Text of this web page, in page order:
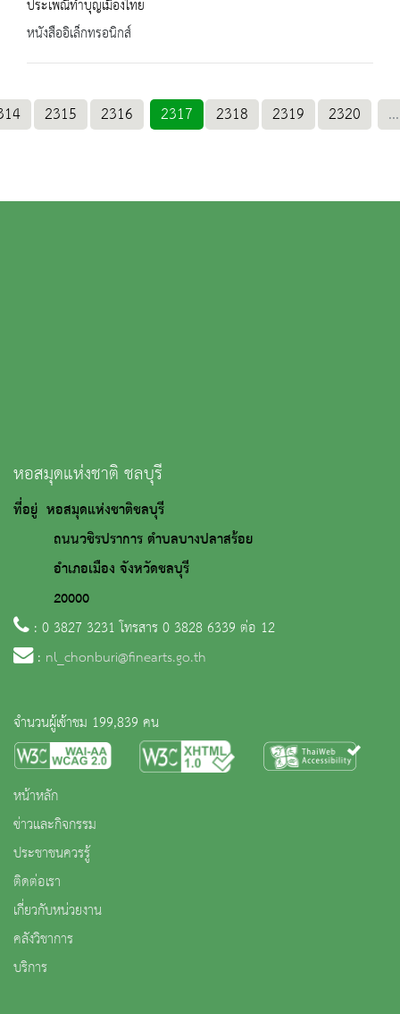
ประเพณีทำบุญเมืองไทย
หนังสืออิเล็กทรอนิกส์
2315 2316 2317 2318 2319 2320 ...
หอสมุดแห่งชาติ ชลบุรี
ที่อยู่ หอสมุดแห่งชาติชลบุรี
ถนนวชิรปราการ ตำบลบางปลาสร้อย
อำเภอเมือง จังหวัดชลบุรี
20000
: 0 3827 3231 โทรสาร 0 3828 6339 ต่อ 12
: nl_chonburi@finearts.go.th
จำนวนผู้เข้าชม 199,839 คน
หน้าหลัก
ข่าวและกิจกรรม
ประชาชนควรรู้
ติดต่อเรา
เกี่ยวกับหน่วยงาน
คลังวิชาการ
บริการ